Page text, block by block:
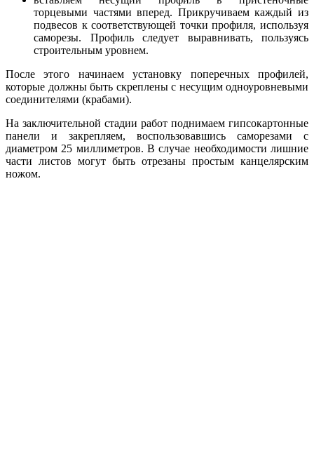
торцевыми частями вперед. Прикручиваем каждый из
подвесов к соответствующей точки профиля, используя
саморезы. Профиль следует выравнивать, пользуясь
строительным уровнем.
После этого начинаем установку поперечных профилей,
которые должны быть скреплены с несущим одноуровневыми
соединителями (крабами).
На заключительной стадии работ поднимаем гипсокартонные
панели и закрепляем, воспользовавшись саморезами с
диаметром 25 миллиметров. В случае необходимости лишние
части листов могут быть отрезаны простым канцелярским
ножом.